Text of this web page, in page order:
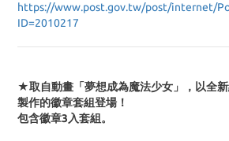
https://www.post.gov.tw/post/internet/
ID=2010217
★取自動畫「夢想成為魔法少女」，以全
製作的徽章套組登場！
包含徽章3入套組。